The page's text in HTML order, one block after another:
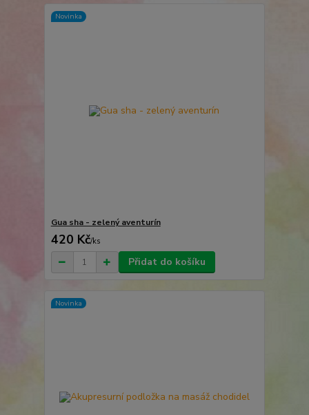
Novinka
Gua sha - zelený aventurín
420 Kč/ks
Přidat do košíku
Novinka